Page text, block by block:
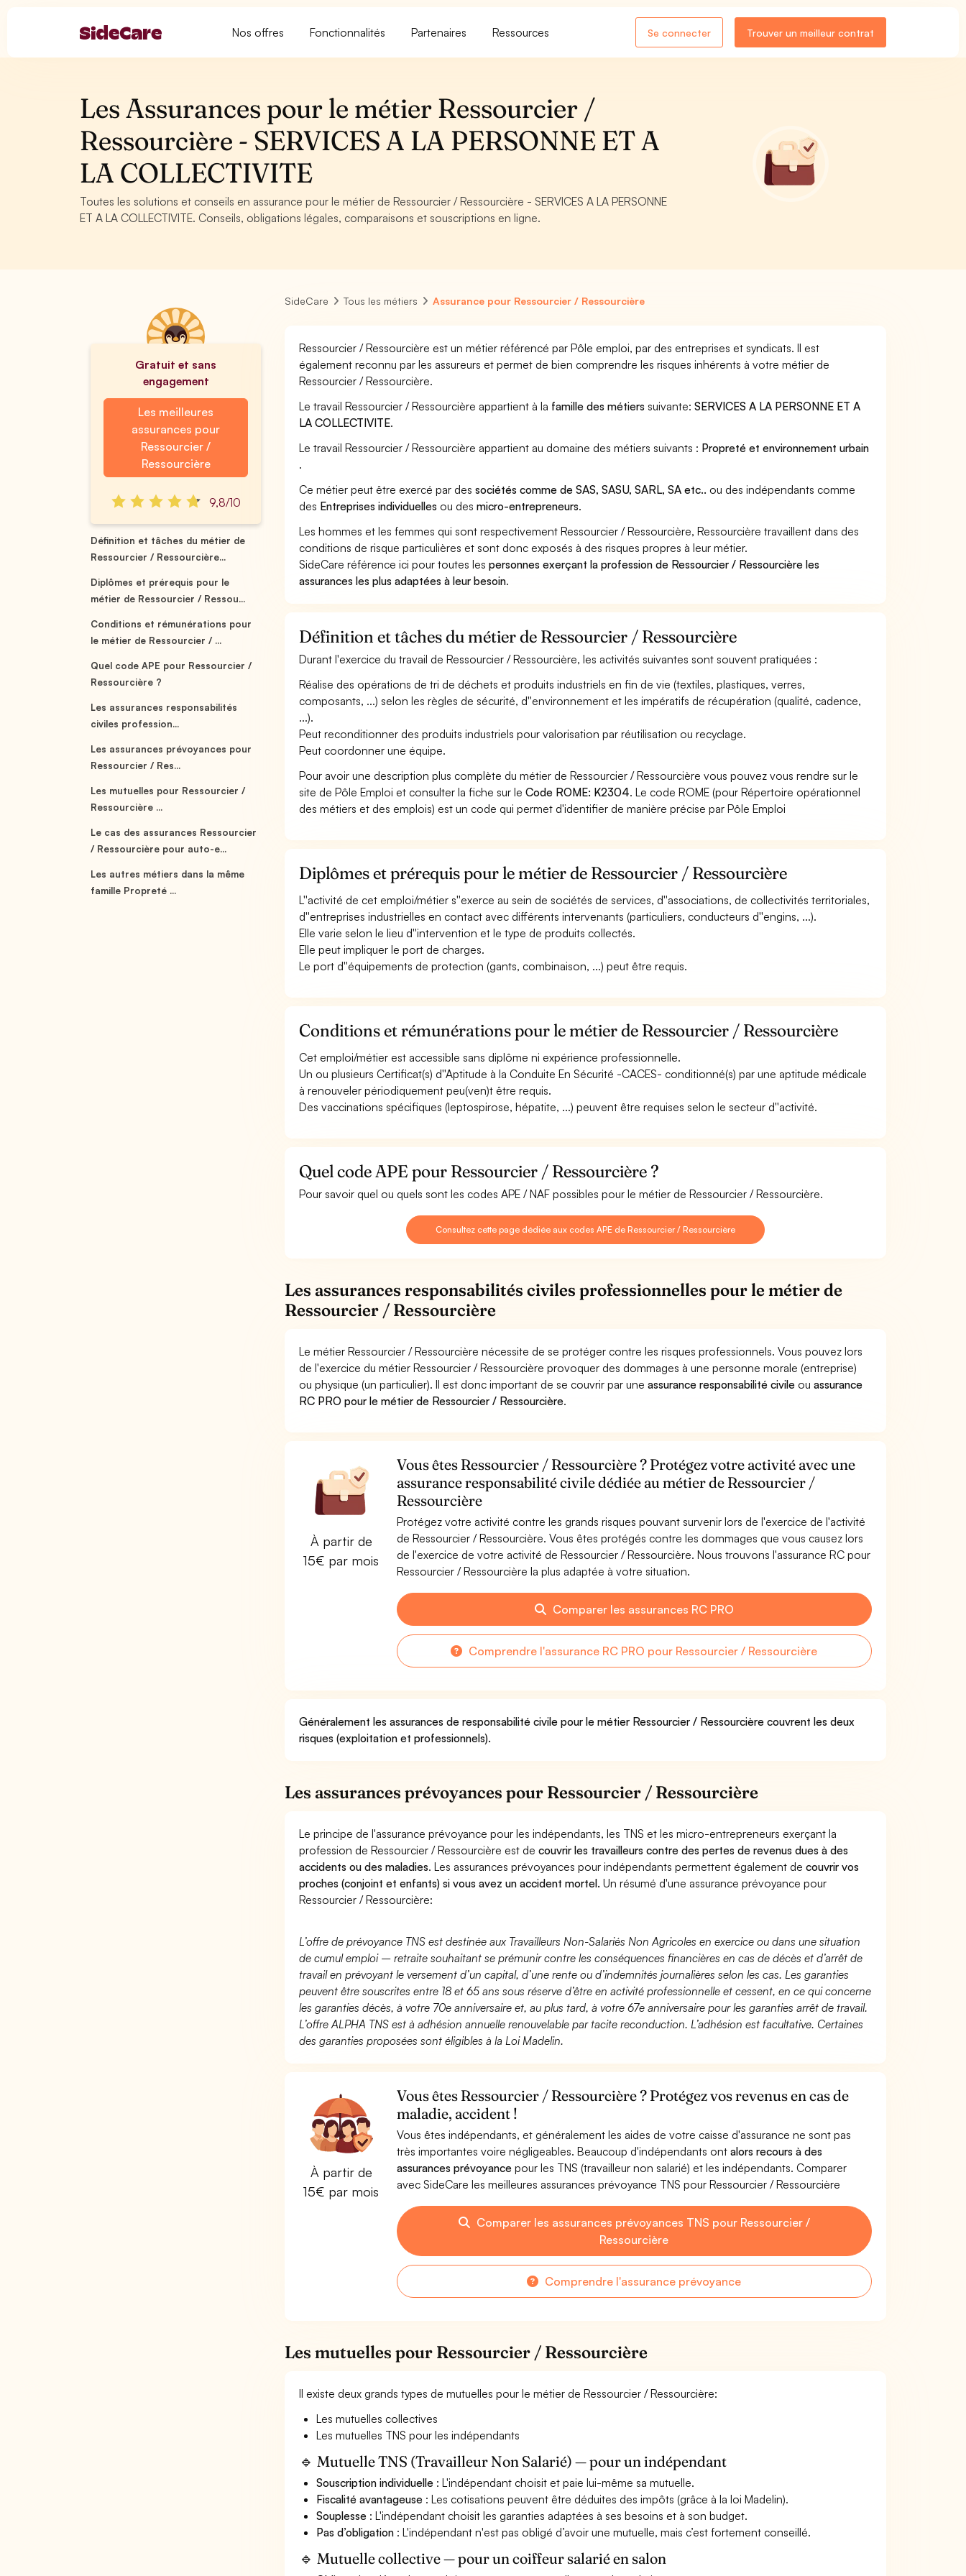
Nos offres Fonctionnalités Partenaires Ressources Se connecter Trouver un meilleur contrat
Les Assurances pour le métier Ressourcier /
Ressourcière - SERVICES A LA PERSONNE ET A
LA COLLECTIVITE
Toutes les solutions et conseils en assurance pour le métier de Ressourcier / Ressourcière - SERVICES A LA PERSONNE
ET A LA COLLECTIVITE. Conseils, obligations légales, comparaisons et souscriptions en ligne.
Gratuit et sans
engagement
Les meilleures
assurances pour
Ressourcier /
Ressourcière
9,8/10
Définition et tâches du métier de
Ressourcier / Ressourcière...
Diplômes et prérequis pour le
métier de Ressourcier / Ressou...
Conditions et rémunérations pour
le métier de Ressourcier / ...
Quel code APE pour Ressourcier /
Ressourcière ?
Les assurances responsabilités
civiles profession...
Les assurances prévoyances pour
Ressourcier / Res...
Les mutuelles pour Ressourcier /
Ressourcière ...
Le cas des assurances Ressourcier
/ Ressourcière pour auto-e...
Les autres métiers dans la même
famille Propreté ...
SideCare Tous les métiers Assurance pour Ressourcier / Ressourcière
Ressourcier / Ressourcière est un métier référencé par Pôle emploi, par des entreprises et syndicats. Il est
également reconnu par les assureurs et permet de bien comprendre les risques inhérents à votre métier de
Ressourcier / Ressourcière.
Le travail Ressourcier / Ressourcière appartient à la famille des métiers suivante:SERVICES A LA PERSONNE ET A
LA COLLECTIVITE.
Le travail Ressourcier / Ressourcière appartient au domaine des métiers suivants : Propreté et environnement urbain
.
Ce métier peut être exercé par dessociétés comme de SAS, SASU, SARL, SA etc.. ou des indépendants comme
des Entreprises individuelles ou desmicro-entrepreneurs.
Les hommes et les femmes qui sont respectivement Ressourcier / Ressourcière, Ressourcière travaillent dans des
conditions de risque particulières et sont donc exposés à des risques propres à leur métier.
SideCare référence ici pour toutes lespersonnes exerçant la profession de Ressourcier / Ressourcière les
assurances les plus adaptées à leur besoin.
Définition et tâches du métier de Ressourcier / Ressourcière
Durant l'exercice du travail de Ressourcier / Ressourcière, les activités suivantes sont souvent pratiquées :
Réalise des opérations de tri de déchets et produits industriels en fin de vie (textiles, plastiques, verres,
composants, ...) selon les règles de sécurité, d''environnement et les impératifs de récupération (qualité, cadence,
...).
Peut reconditionner des produits industriels pour valorisation par réutilisation ou recyclage.
Peut coordonner une équipe.
Pour avoir une description plus complète du métier de Ressourcier / Ressourcière vous pouvez vous rendre sur le
site de Pôle Emploi et consulter la fiche sur leCode ROME: K2304. Le code ROME (pour Répertoire opérationnel
des métiers et des emplois) est un code qui permet d'identifier de manière précise par Pôle Emploi
Diplômes et prérequis pour le métier de Ressourcier / Ressourcière
L''activité de cet emploi/métier s''exerce au sein de sociétés de services, d''associations, de collectivités territoriales,
d''entreprises industrielles en contact avec différents intervenants (particuliers, conducteurs d''engins, ...).
Elle varie selon le lieu d''intervention et le type de produits collectés.
Elle peut impliquer le port de charges.
Le port d''équipements de protection (gants, combinaison, ...) peut être requis.
Conditions et rémunérations pour le métier de Ressourcier / Ressourcière
Cet emploi/métier est accessible sans diplôme ni expérience professionnelle.
Un ou plusieurs Certificat(s) d''Aptitude à la Conduite En Sécurité -CACES- conditionné(s) par une aptitude médicale
à renouveler périodiquement peu(ven)t être requis.
Des vaccinations spécifiques (leptospirose, hépatite, ...) peuvent être requises selon le secteur d''activité.
Quel code APE pour Ressourcier / Ressourcière ?
Pour savoir quel ou quels sont les codes APE / NAF possibles pour le métier de Ressourcier / Ressourcière.
Consultez cette page dédiée aux codes APE de Ressourcier / Ressourcière
Les assurances responsabilités civiles professionnelles pour le métier de
Ressourcier / Ressourcière
Le métier Ressourcier / Ressourcière nécessite de se protéger contre les risques professionnels. Vous pouvez lors
de l'exercice du métier Ressourcier / Ressourcière provoquer des dommages à une personne morale (entreprise)
ou physique (un particulier). Il est donc important de se couvrir par uneassurance responsabilité civile ouassurance
RC PRO pour le métier de Ressourcier / Ressourcière.
À partir de
15€ par mois
Vous êtes Ressourcier / Ressourcière ? Protégez votre activité avec une
assurance responsabilité civile dédiée au métier de Ressourcier /
Ressourcière
Protégez votre activité contre les grands risques pouvant survenir lors de l'exercice de l'activité
de Ressourcier / Ressourcière. Vous êtes protégés contre les dommages que vous causez lors
de l'exercice de votre activité de Ressourcier / Ressourcière. Nous trouvons l'assurance RC pour
Ressourcier / Ressourcière la plus adaptée à votre situation.
Comparer les assurances RC PRO
Comprendre l'assurance RC PRO pour Ressourcier / Ressourcière
Généralement les assurances de responsabilité civile pour le métier Ressourcier / Ressourcière couvrent les deux
risques (exploitation et professionnels).
Les assurances prévoyances pour Ressourcier / Ressourcière
Le principe de l'assurance prévoyance pour les indépendants, les TNS et les micro-entrepreneurs exerçant la
profession de Ressourcier / Ressourcière est decouvrir les travailleurs contre des pertes de revenus dues à des
accidents ou des maladies. Les assurances prévoyances pour indépendants permettent également decouvrir vos
proches (conjoint et enfants) si vous avez un accident mortel. Un résumé d'une assurance prévoyance pour
Ressourcier / Ressourcière:
L’offre de prévoyance TNS est destinée aux Travailleurs Non-Salariés Non Agricoles en exercice ou dans une situation
de cumul emploi – retraite souhaitant se prémunir contre les conséquences financières en cas de décès et d’arrêt de
travail en prévoyant le versement d’un capital, d’une rente ou d’indemnités journalières selon les cas. Les garanties
peuvent être souscrites entre 18 et 65 ans sous réserve d’être en activité professionnelle et cessent, en ce qui concerne
les garanties décès, à votre 70e anniversaire et, au plus tard, à votre 67e anniversaire pour les garanties arrêt de travail.
L’offre ALPHA TNS est à adhésion annuelle renouvelable par tacite reconduction. L’adhésion est facultative. Certaines
des garanties proposées sont éligibles à la Loi Madelin.
À partir de
15€ par mois
Vous êtes Ressourcier / Ressourcière ? Protégez vos revenus en cas de
maladie, accident !
Vous êtes indépendants, et généralement les aides de votre caisse d'assurance ne sont pas
très importantes voire négligeables. Beaucoup d'indépendants ont alors recours à des
assurances prévoyancepour les TNS (travailleur non salarié) et les indépendants. Comparer
avec SideCare les meilleures assurances prévoyance TNS pour Ressourcier / Ressourcière
Comparer les assurances prévoyances TNS pour Ressourcier /
Ressourcière
Comprendre l'assurance prévoyance
Les mutuelles pour Ressourcier / Ressourcière
Il existe deux grands types de mutuelles pour le métier de Ressourcier / Ressourcière:
Les mutuelles collectives
Les mutuelles TNS pour les indépendants
🔹 Mutuelle TNS (Travailleur Non Salarié) — pour un indépendant
Souscription individuelle : L'indépendant choisit et paie lui-même sa mutuelle.
Fiscalité avantageuse : Les cotisations peuvent être déduites des impôts (grâce à la loi Madelin).
Souplesse : L'indépendant choisit les garanties adaptées à ses besoins et à son budget.
Pas d’obligation : L'indépendant n'est pas obligé d’avoir une mutuelle, mais c’est fortement conseillé.
🔹 Mutuelle collective — pour un coiffeur salarié en salon